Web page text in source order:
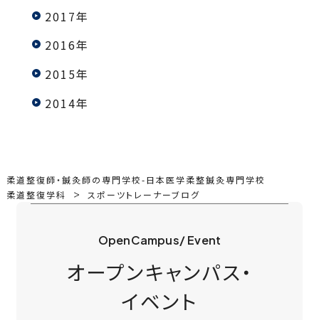
2017年
2016年
2015年
2014年
柔道整復師・鍼灸師の専門学校-日本医学柔整鍼灸専門学校
柔道整復学科
スポーツトレーナーブログ
OpenCampus/ Event
オープンキャンパス・
イベント